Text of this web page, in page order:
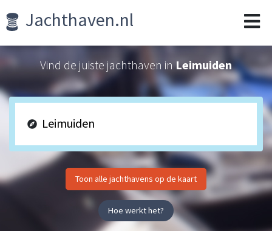
Jachthaven.nl
Vind de juiste jachthaven inLeimuiden
Toon alle jachthavens op de kaart
Hoe werkt het?